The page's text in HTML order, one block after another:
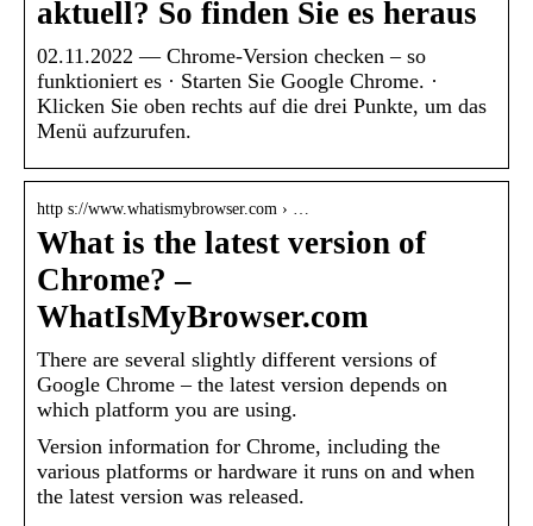
aktuell? So finden Sie es heraus
02.11.2022 — Chrome-Version checken – so
funktioniert es · Starten Sie Google Chrome. ·
Klicken Sie oben rechts auf die drei Punkte, um das
Menü aufzurufen.
http s://www.whatismybrowser.com › …
What is the latest version of
Chrome? –
WhatIsMyBrowser.com
There are several slightly different versions of
Google Chrome – the latest version depends on
which platform you are using.
Version information for Chrome, including the
various platforms or hardware it runs on and when
the latest version was released.